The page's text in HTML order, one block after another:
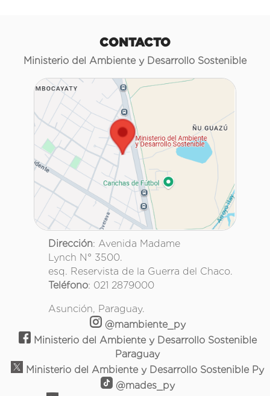
CONTACTO
Ministerio del Ambiente y Desarrollo Sostenible
Dirección: Avenida Madame
Lynch N° 3500.
esq. Reservista de la Guerra del Chaco.
Teléfono: 021 2879000
Asunción, Paraguay.
@mambiente_py
Ministerio del Ambiente y Desarrollo Sostenible
Paraguay
Ministerio del Ambiente y Desarrollo Sostenible Py
@mades_py